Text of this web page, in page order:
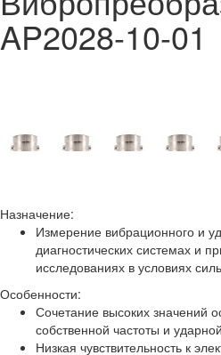
AP2028-10-01
Назначение:
Измерение вибрационного и
диагностических системах и
исследованиях в условиях
Особенности:
Сочетание высоких значений
собственной частоты и
Низкая чувствительность к